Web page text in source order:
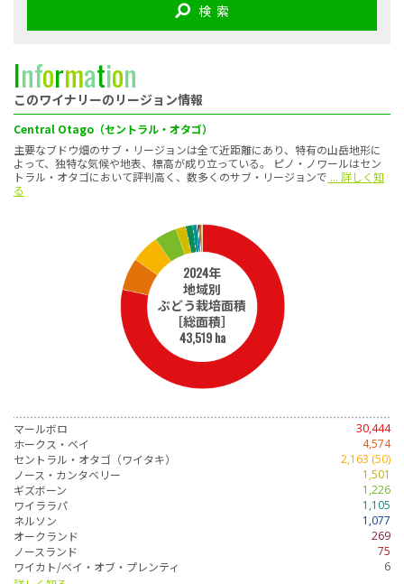
検 索
Information
このワイナリーのリージョン情報
Central Otago（セントラル・オタゴ）
主要なブドウ畑のサブ・リージョンは全て近距離にあり、特有の山岳地形に
よって、独特な気候や地表、標高が成り立っている。 ピノ・ノワールはセン
トラル・オタゴにおいて評判高く、数多くのサブ・リージョンで ... 詳しく知
る
2024年
地域別
ぶどう栽培面積
［総面積］
43,519 ha
マールボロ
30,444
ホークス・ベイ
4,574
セントラル・オタゴ（ワイタキ）
2,163 (50)
ノース・カンタベリー
1,501
ギズボーン
1,226
ワイララパ
1,105
ネルソン
1,077
オークランド
269
ノースランド
75
ワイカト/ベイ・オブ・プレンティ
6